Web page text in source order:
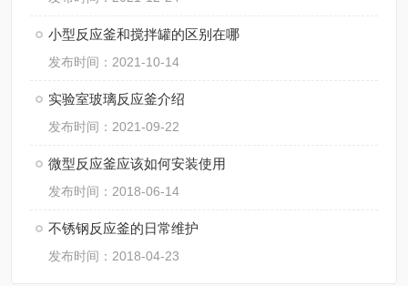
小型反应釜和搅拌罐的区别在哪
发布时间：2021-10-14
实验室玻璃反应釜介绍
发布时间：2021-09-22
微型反应釜应该如何安装使用
发布时间：2018-06-14
不锈钢反应釜的日常维护
发布时间：2018-04-23